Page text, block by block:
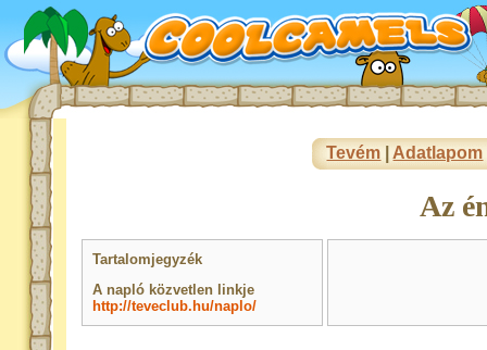
Tevém Adatlapom
Az
Tartalomjegyzék
A napló közvetlen linkje
http://teveclub.hu/naplo/